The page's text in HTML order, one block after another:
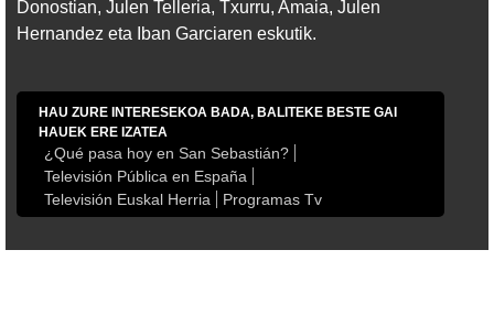
Donostian, Julen Telleria, Txurru, Amaia, Julen
Hernandez eta Iban Garciaren eskutik.
HAU ZURE INTERESEKOA BADA, BALITEKE BESTE GAI
HAUEK ERE IZATEA
¿Qué pasa hoy en San Sebastián?
Televisión Pública en España
Televisión Euskal Herria
Programas Tv